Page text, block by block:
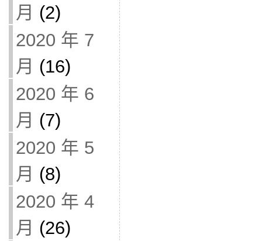
月 (2)
2020 年 7
月 (16)
2020 年 6
月 (7)
2020 年 5
月 (8)
2020 年 4
月 (26)